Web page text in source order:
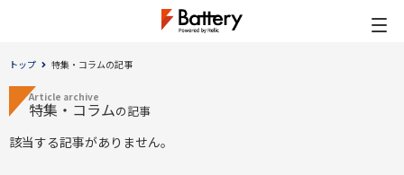
トップ 特集・コラムの記事
Article archive
特集・コラムの記事
該当する記事がありません。